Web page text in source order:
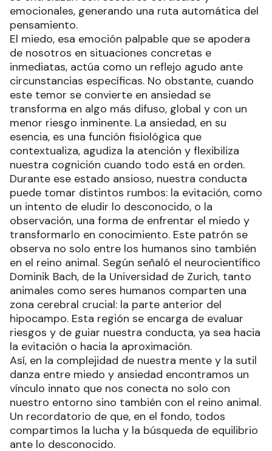
emocionales, generando una ruta automática del
pensamiento.
El miedo, esa emoción palpable que se apodera
de nosotros en situaciones concretas e
inmediatas, actúa como un reflejo agudo ante
circunstancias específicas. No obstante, cuando
este temor se convierte en ansiedad se
transforma en algo más difuso, global y con un
menor riesgo inminente. La ansiedad, en su
esencia, es una función fisiológica que
contextualiza, agudiza la atención y flexibiliza
nuestra cognición cuando todo está en orden.
Durante ese estado ansioso, nuestra conducta
puede tomar distintos rumbos: la evitación, como
un intento de eludir lo desconocido, o la
observación, una forma de enfrentar el miedo y
transformarlo en conocimiento. Este patrón se
observa no solo entre los humanos sino también
en el reino animal. Según señaló el neurocientífico
Dominik Bach, de la Universidad de Zurich, tanto
animales como seres humanos comparten una
zona cerebral crucial: la parte anterior del
hipocampo. Esta región se encarga de evaluar
riesgos y de guiar nuestra conducta, ya sea hacia
la evitación o hacia la aproximación.
Así, en la complejidad de nuestra mente y la sutil
danza entre miedo y ansiedad encontramos un
vínculo innato que nos conecta no solo con
nuestro entorno sino también con el reino animal.
Un recordatorio de que, en el fondo, todos
compartimos la lucha y la búsqueda de equilibrio
ante lo desconocido.